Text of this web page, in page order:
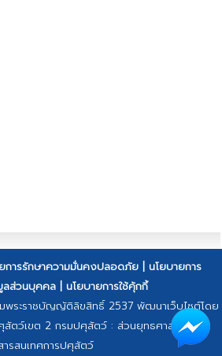
การรักษาความมั่นคงปลอดภัย |นโยบายการ
ส่วนบุคคล| นโยบายการใช้คุ้กกี้
ระราชบัญญัติลิขสิทธิ์ 2537 พัฒนาเว็บไซต์โดย
สัตว์เขต 2 กรมปศุสัตว์ : ส่วนยุทธศาสตร์และ
ารสนเทศการปศุสัตว์